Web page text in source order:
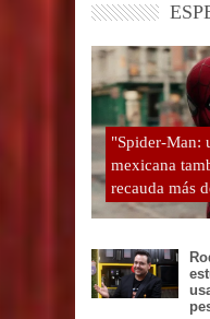
"Spider-Man:
mexicana
recauda más